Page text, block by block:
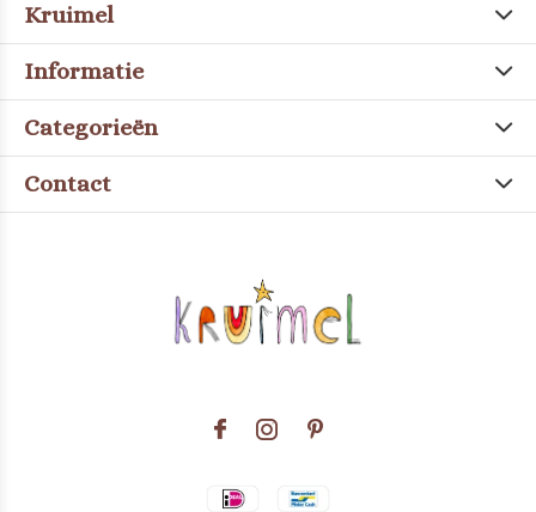
Kruimel
Informatie
Categorieën
Contact